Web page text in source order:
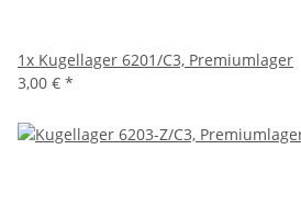
1x Kugellager 6201/C3, Premiumlager
3,00 € *